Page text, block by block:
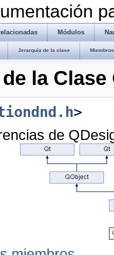
Módulos
Jerarquía de la clase
la
>
de